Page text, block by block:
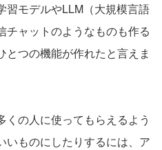
習モデルやLLM（大規模言語
チャットのようなものも作る
とつの機能が作れたと言えま
の人に使ってもらえるよう
いものにしたりするには、ア